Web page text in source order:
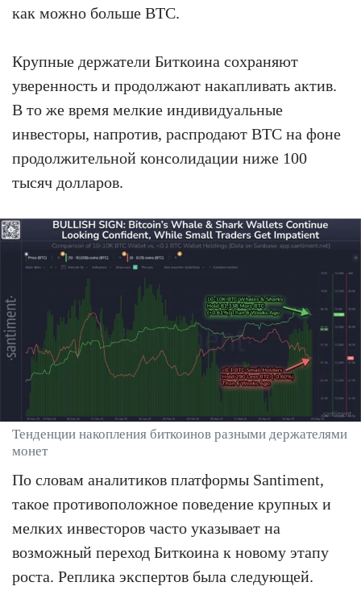
как можно больше BTC.
Крупные держатели Биткоина сохраняют
уверенность и продолжают накапливать актив.
В то же время мелкие индивидуальные
инвесторы, напротив, распродают BTC на фоне
продолжительной консолидации ниже 100
тысяч долларов.
Тенденции накопления биткоинов разными держателями
монет
По словам аналитиков платформы Santiment,
такое противоположное поведение крупных и
мелких инвесторов часто указывает на
возможный переход Биткоина к новому этапу
роста. Реплика экспертов была следующей.